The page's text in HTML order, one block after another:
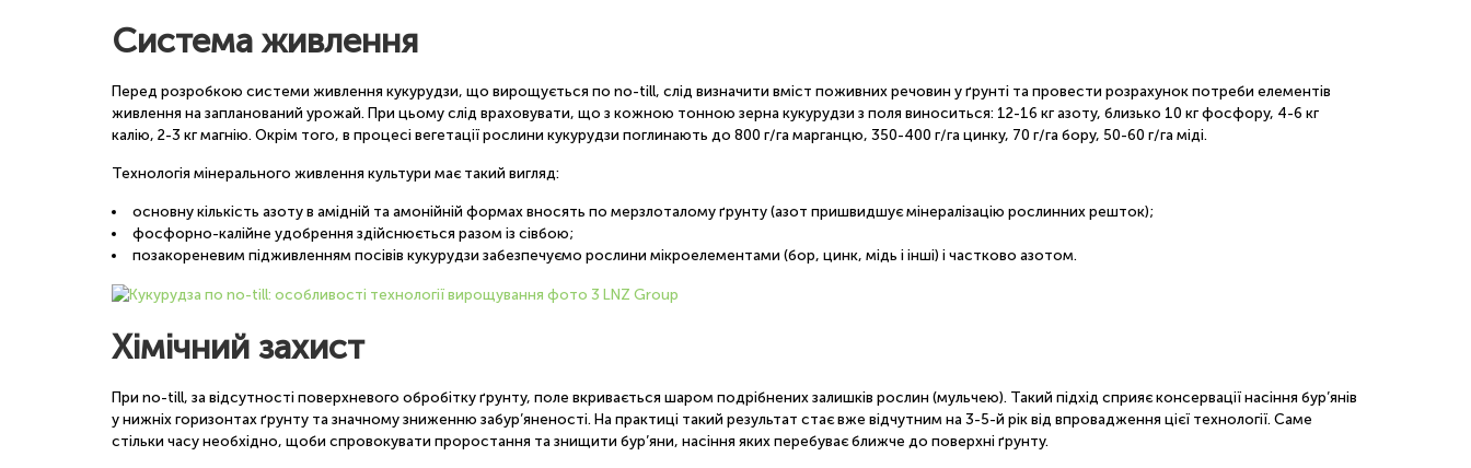
Система живлення
Перед розробкою системи живлення кукурудзи, що вирощується по no-till, слід визначити вміст поживних речовин у ґрунті та провести розрахунок потреби елементів
живлення на запланований урожай. При цьому слід враховувати, що з кожною тонною зерна кукурудзи з поля виноситься: 12-16 кг азоту, близько 10 кг фосфору, 4-6 кг
калію, 2-3 кг магнію. Окрім того, в процесі вегетації рослини кукурудзи поглинають до 800 г/га марганцю, 350-400 г/га цинку, 70 г/га бору, 50-60 г/га міді.
Технологія мінерального живлення культури має такий вигляд:
основну кількість азоту в амідній та амонійній формах вносять по мерзло­талому ґрунту (азот пришвидшує мінералізацію рослинних решток);
фосфорно-калійне удобрення здійснюється разом із сівбою;
позакореневим підживленням посівів кукурудзи забезпечуємо рослини мікроелементами (бор, цинк, мідь і інші) і частково азотом.
Хімічний захист
При no-till, за відсутності поверхневого обробітку ґрунту, поле вкривається шаром подрібнених залишків рослин (мульчею). Такий підхід сприяє консервації насіння бур’янів
у нижніх горизонтах ґрунту та значному зниженню забур’яненості. На практиці такий результат стає вже відчутним на 3-5-й рік від впровадження цієї технології. Саме
стільки часу необхідно, щоби спровокувати проростання та знищити бур’яни, насіння яких перебуває ближче до поверхні ґрунту.